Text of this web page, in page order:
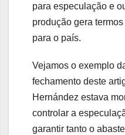
para especulação e
produção gera
para o país.
Vejamos o exemplo
fechamento deste
Hernández estava
controlar a
garantir tanto o